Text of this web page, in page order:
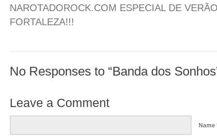
NAROTADOROCK.COM ESPECIAL DE
FORTALEZA!!!
No Responses to “Banda dos
Leave a Comment
Name